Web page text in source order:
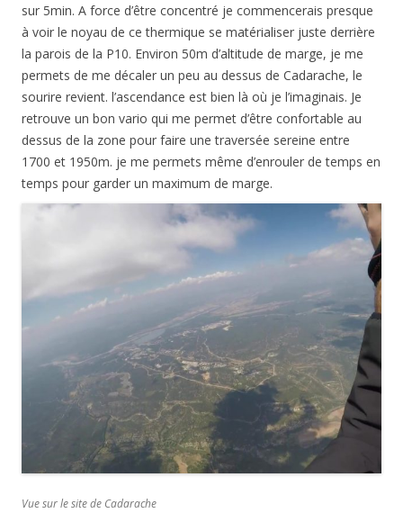
sur 5min. A force d’être concentré je commencerais presque
à voir le noyau de ce thermique se matérialiser juste derrière
la parois de la P10. Environ 50m d’altitude de marge, je me
permets de me décaler un peu au dessus de Cadarache, le
sourire revient. l’ascendance est bien là où je l’imaginais. Je
retrouve un bon vario qui me permet d’être confortable au
dessus de la zone pour faire une traversée sereine entre
1700 et 1950m. je me permets même d’enrouler de temps en
temps pour garder un maximum de marge.
Vue sur le site de Cadarache